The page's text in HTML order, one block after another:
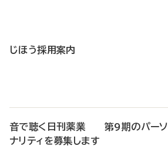
じほう採用案内
音で聴く日刊薬業 第9期のパーソ
ナリティを募集します